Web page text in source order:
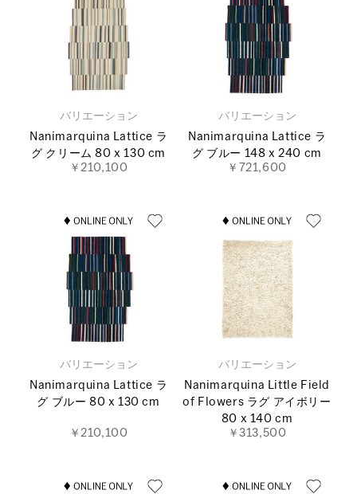
バリエーション
Nanimarquina Lattice ラ
グ クリーム 80 x 130 cm
￥210,100
バリエーション
Nanimarquina Lattice ラ
グ ブルー 148 x 240 cm
￥721,600
バリエーション
Nanimarquina Lattice ラ
グ ブルー 80 x 130 cm
￥210,100
バリエーション
Nanimarquina Little Field
of Flowers ラグ アイボリー
80 x 140 cm
￥313,500